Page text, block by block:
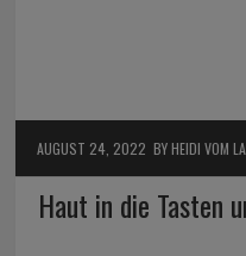
AUGUST 24, 2022 BY HEIDI VOM
Haut in die Tasten